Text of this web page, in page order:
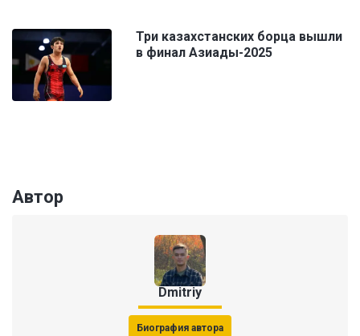
Три казахстанских борца вышли
в финал Азиады-2025
Автор
Dmitriy
Биография автора